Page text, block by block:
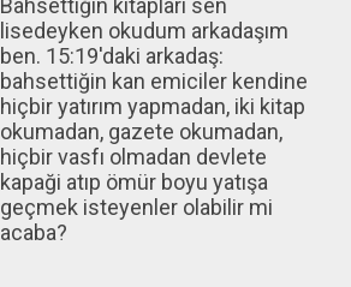
Bahsettiğin kitapları sen
lisedeyken okudum arkadaşım
ben. 15:19'daki arkadaş:
bahsettiğin kan emiciler kendine
hiçbir yatırım yapmadan, iki kitap
okumadan, gazete okumadan,
hiçbir vasfı olmadan devlete
kapaği atıp ömür boyu yatışa
geçmek isteyenler olabilir mi
acaba?